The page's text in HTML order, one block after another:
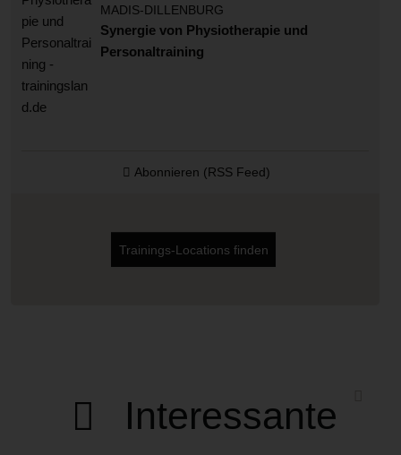
MADIS-DILLENBURG
Synergie von Physiotherapie und
Personaltraining
Abonnieren (RSS Feed)
Trainings-Locations finden
Interessante